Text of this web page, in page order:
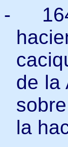
-
de la
la